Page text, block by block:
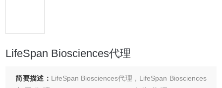
LifeSpan Biosciences代理
简要描述： LifeSpan Biosciences代理，LifeSpan Biosciences